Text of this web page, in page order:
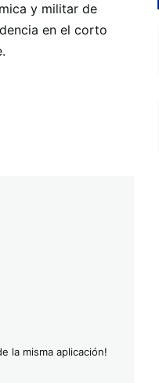
y militar de
en el corto
la misma aplicación!